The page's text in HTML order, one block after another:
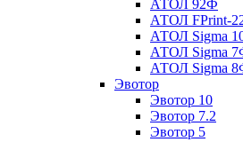
АТОЛ 92Ф
АТОЛ FPrint-
АТОЛ Sigma
АТОЛ Sigma
АТОЛ Sigma
Эвотор
Эвотор 10
Эвотор 7.2
Эвотор 5